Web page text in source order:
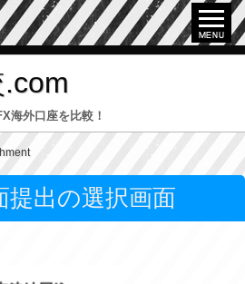
海外口座を比較！
提出の選択画面